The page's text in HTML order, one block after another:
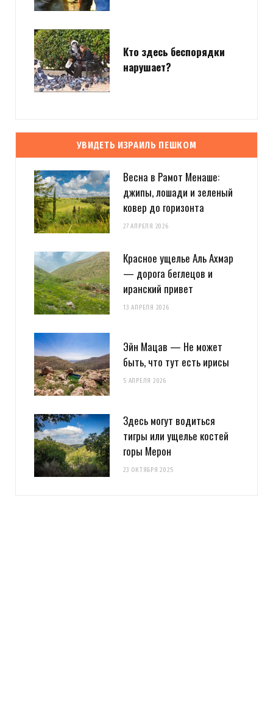
Кто здесь беспорядки
нарушает?
УВИДЕТЬ ИЗРАИЛЬ ПЕШКОМ
Весна в Рамот Менаше:
джипы, лошади и зеленый
ковер до горизонта
27 АПРЕЛЯ 2026
Красное ущелье Аль Ахмар
— дорога беглецов и
иранский привет
13 АПРЕЛЯ 2026
Эйн Мацав — Не может
быть, что тут есть ирисы
5 АПРЕЛЯ 2026
Здесь могут водиться
тигры или ущелье костей
горы Мерон
23 ОКТЯБРЯ 2025